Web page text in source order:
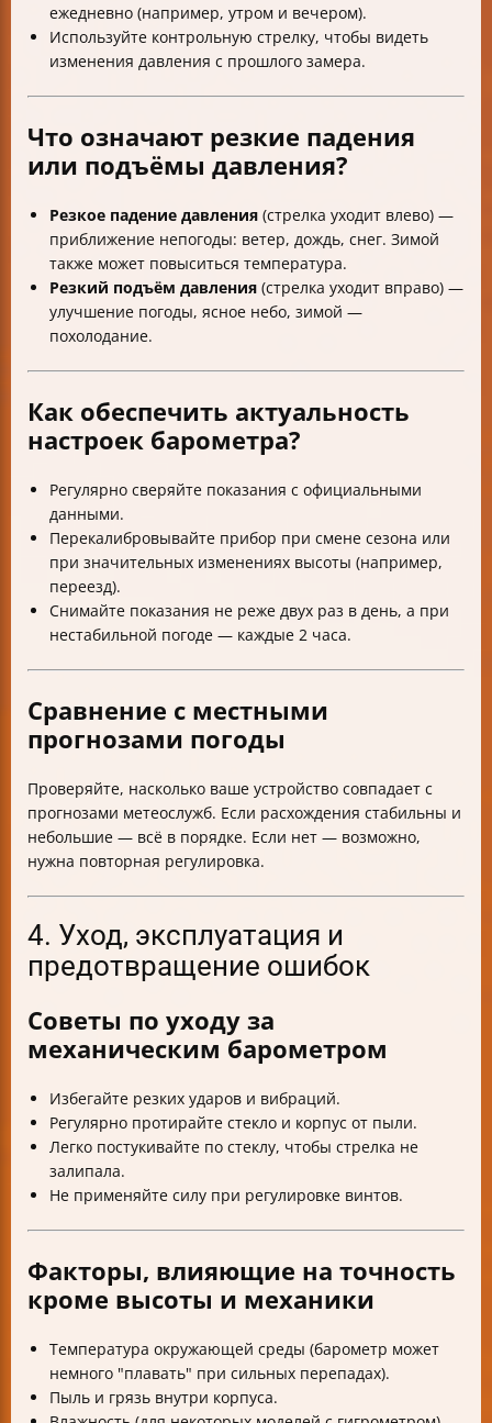
ежедневно (например, утром и вечером).
Используйте контрольную стрелку, чтобы видеть
изменения давления с прошлого замера.
Что означают резкие падения
или подъёмы давления?
Резкое падение давления (стрелка уходит влево) —
приближение непогоды: ветер, дождь, снег. Зимой
также может повыситься температура.
Резкий подъём давления (стрелка уходит вправо) —
улучшение погоды, ясное небо, зимой —
похолодание.
Как обеспечить актуальность
настроек барометра?
Регулярно сверяйте показания с официальными
данными.
Перекалибровывайте прибор при смене сезона или
при значительных изменениях высоты (например,
переезд).
Снимайте показания не реже двух раз в день, а при
нестабильной погоде — каждые 2 часа.
Сравнение с местными
прогнозами погоды
Проверяйте, насколько ваше устройство совпадает с
прогнозами метеослужб. Если расхождения стабильны и
небольшие — всё в порядке. Если нет — возможно,
нужна повторная регулировка.
4. Уход, эксплуатация и
предотвращение ошибок
Советы по уходу за
механическим барометром
Избегайте резких ударов и вибраций.
Регулярно протирайте стекло и корпус от пыли.
Легко постукивайте по стеклу, чтобы стрелка не
залипала.
Не применяйте силу при регулировке винтов.
Факторы, влияющие на точность
кроме высоты и механики
Температура окружающей среды (барометр может
немного "плавать" при сильных перепадах).
Пыль и грязь внутри корпуса.